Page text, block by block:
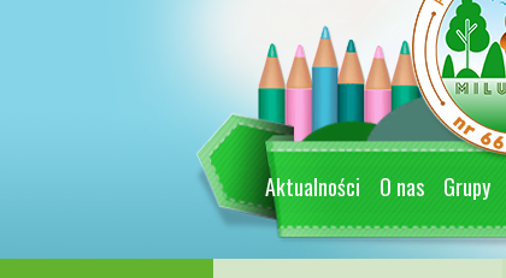
Aktualności O nas Grupy